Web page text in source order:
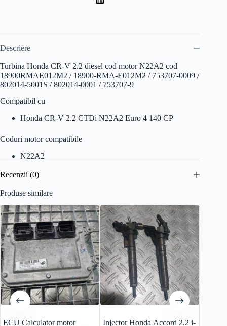
Descriere
Turbina Honda CR-V 2.2 diesel cod motor N22A2 cod
18900RMAE012M2 / 18900-RMA-E012M2 / 753707-0009 /
802014-5001S / 802014-0001 / 753707-9
Compatibil cu
Honda CR-V 2.2 CTDi N22A2 Euro 4 140 CP
Coduri motor compatibile
N22A2
Recenzii (0)
Produse similare
ECU Calculator motor
Injector Honda Accord 2.2 i-